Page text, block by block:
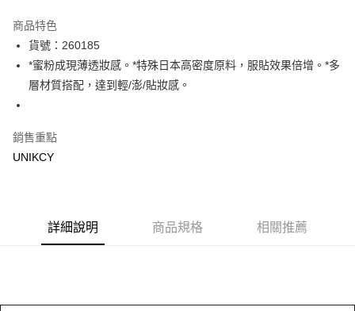
LINE Pay
Apple Pay
悠遊付
Google Pay
7-11取貨付款［需3-5個工作天不含預購商品］
每筆NT$70，滿NT$499(含以上)免運費
商品特色
貨號：260185
*蜜粉成現薄透妝感。*特殊日本高密度原料，服貼效果倍增。*多
層材質搭配，達到輕/澎/貼妝感。
銷售重點
UNIKCY
詳細說明 商品規格 相關推薦